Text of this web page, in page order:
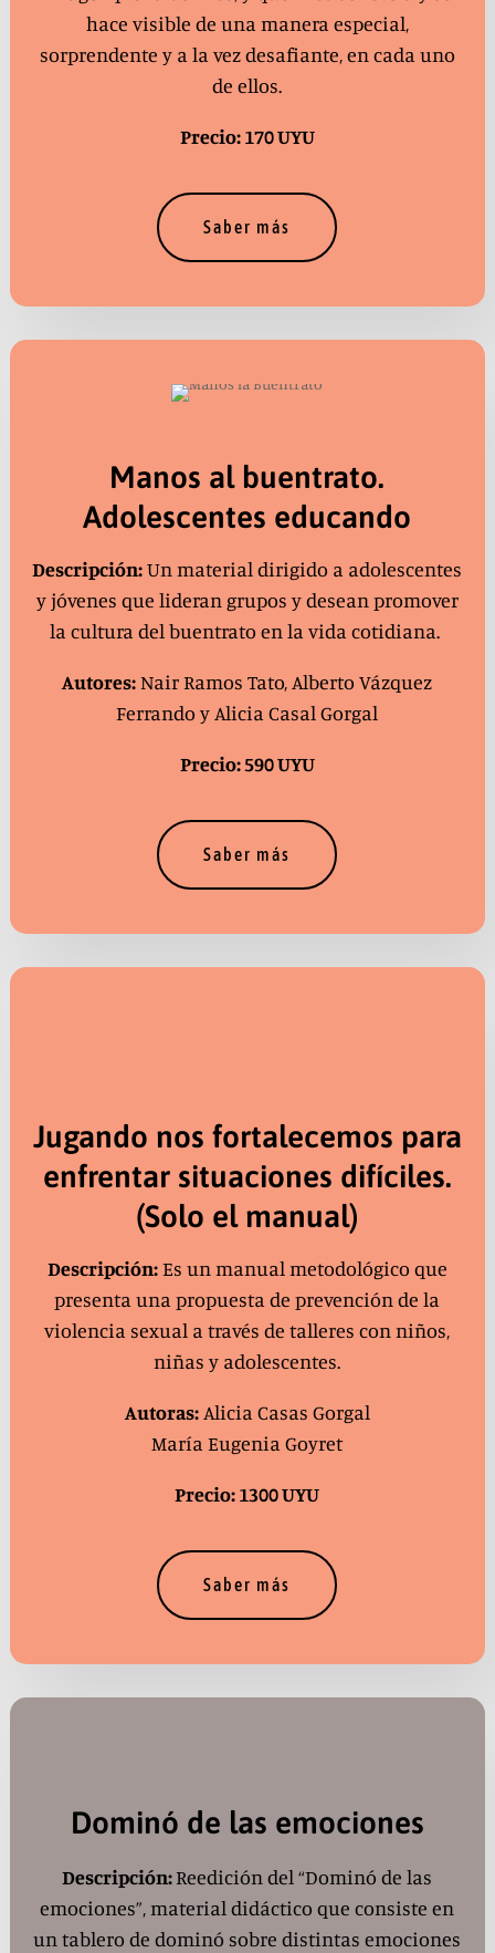
hace visible de una manera especial,
sorprendente y a la vez desafiante, en cada uno
de ellos.
Precio: 170 UYU
Saber más
Manos al buentrato.
Adolescentes educando
Descripción:Un material dirigido a adolescentes
y jóvenes que lideran grupos y desean promover
la cultura del buentrato en la vida cotidiana.
Autores:Nair Ramos Tato, Alberto Vázquez
Ferrando y Alicia Casal Gorgal
Precio: 590 UYU
Saber más
Jugando nos fortalecemos para
enfrentar situaciones difíciles.
(Solo el manual)
Descripción:Es un manual metodológico que
presenta una propuesta de prevención de la
violencia sexual a través de talleres con niños,
niñas y adolescentes.
Autoras:Alicia Casas Gorgal
María Eugenia Goyret
Precio: 1300 UYU
Saber más
Dominó de las emociones
Descripción:Reedición del “Dominó de las
emociones”, material didáctico que consiste en
un tablero de dominó sobre distintas emociones